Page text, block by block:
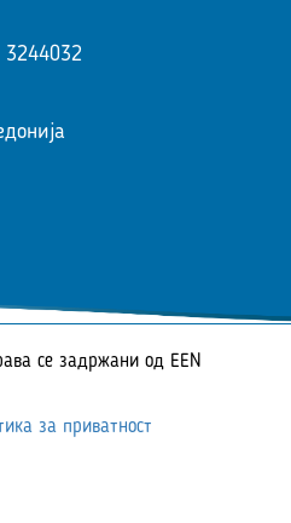
3244032
се задржани од EEN
за приватност